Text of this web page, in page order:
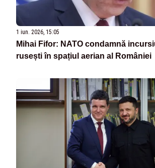
1 iun. 2026, 15:05
Mihai Fifor: NATO condamnă
rusești în spațiul aerian al României